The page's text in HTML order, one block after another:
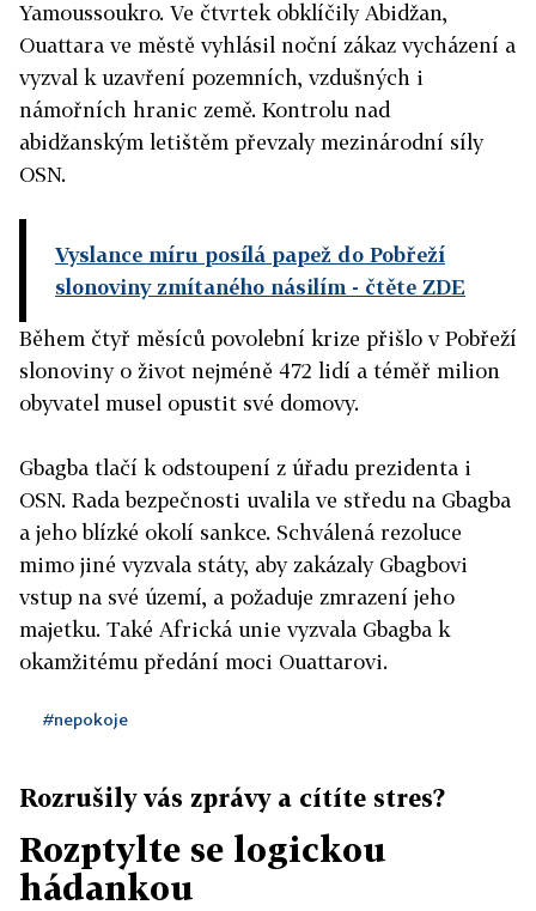
Yamoussoukro. Ve čtvrtek obklíčily Abidžan,
Ouattara ve městě vyhlásil noční zákaz vycházení a
vyzval k uzavření pozemních, vzdušných i
námořních hranic země. Kontrolu nad
abidžanským letištěm převzaly mezinárodní síly
OSN.
Vyslance míru posílá papež do Pobřeží
slonoviny zmítaného násilím - čtěte ZDE
Během čtyř měsíců povolební krize přišlo v Pobřeží
slonoviny o život nejméně 472 lidí a téměř milion
obyvatel musel opustit své domovy.
Gbagba tlačí k odstoupení z úřadu prezidenta i
OSN. Rada bezpečnosti uvalila ve středu na Gbagba
a jeho blízké okolí sankce. Schválená rezoluce
mimo jiné vyzvala státy, aby zakázaly Gbagbovi
vstup na své území, a požaduje zmrazení jeho
majetku. Také Africká unie vyzvala Gbagba k
okamžitému předání moci Ouattarovi.
#nepokoje
Rozrušily vás zprávy a cítíte stres?
Rozptylte se logickou
hádankou